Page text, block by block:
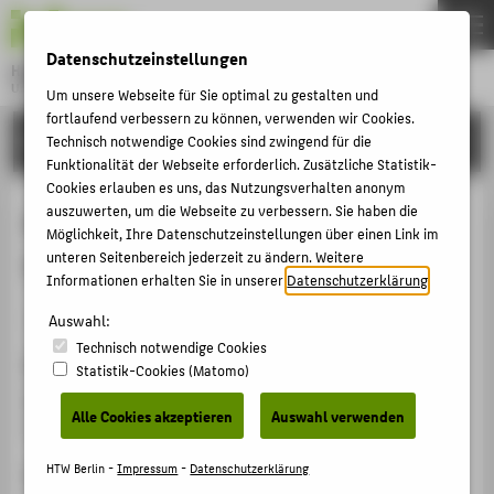
Hochschule für Technik und Wirtschaft Berlin
University of Applied Sciences
Menu
FORSCHUNG
Abschätzung der Kosten der
Verkehrsträger im Vergleich
Arbeits- / Diskussionspapier › 2017
Zitation
Böttger, Christian: Abschätzung der Kosten der
Verkehrsträger im Vergleich. Berlin: 2017, S. 1-22.
Link
THEMEN
HOCHSCHULE
CAMPUS
STUDIUM
LEHRE
KARRIERE
INTERNATIONAL
INFORMATIONEN FÜR
Datenschutzeinstellungen
Um unsere Webseite für Sie optimal zu gestalten und
fortlaufend verbessern zu können, verwenden wir Cookies.
Technisch notwendige Cookies sind zwingend für die
Funktionalität der Webseite erforderlich. Zusätzliche Statistik-
Cookies erlauben es uns, das Nutzungsverhalten anonym
auszuwerten, um die Webseite zu verbessern. Sie haben die
Möglichkeit, Ihre Datenschutzeinstellungen über einen Link im
unteren Seitenbereich jederzeit zu ändern. Weitere
Informationen erhalten Sie in unsererDatenschutzerklärung
Auswahl:
Technisch notwendige Cookies
Statistik-Cookies (Matomo)
Alle Cookies akzeptieren Auswahl verwenden
HTW Berlin -Impressum- Datenschutzerklärung